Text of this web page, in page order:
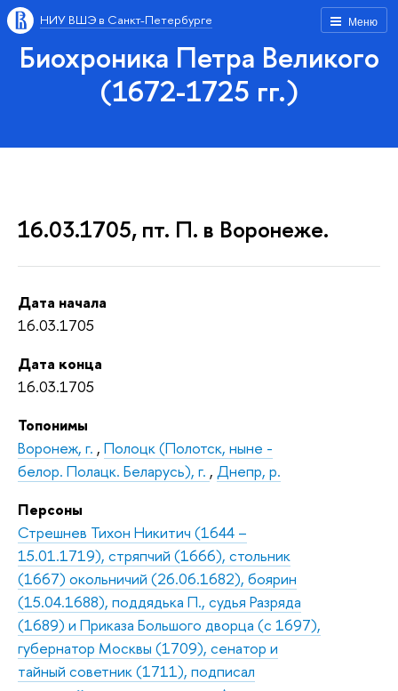
Меню
НИУ ВШЭ в Санкт-Петербурге
Биохроника Петра Великого
(1672-1725 гг.)
16.03.1705, пт. П. в Воронеже.
Дата начала
16.03.1705
Дата конца
16.03.1705
Топонимы
Воронеж, г. , Полоцк (Полотск, ныне -
белор. Полацк. Беларусь), г. , Днепр, р.
Персоны
Стрешнев Тихон Никитич (1644 –
15.01.1719), стряпчий (1666), стольник
(1667) окольничий (26.06.1682), боярин
(15.04.1688), поддядька П., судья Разряда
(1689) и Приказа Большого дворца (с 1697),
губернатор Москвы (1709), сенатор и
тайный советник (1711), подписал